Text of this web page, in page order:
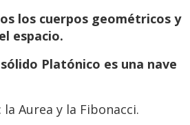
los cuerpos geométricos y
espacio.
Platónico es una nave
Aurea y la Fibonacci.